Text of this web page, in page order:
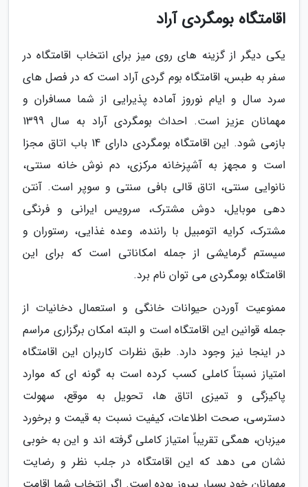
اقامتگاه بومگردی آراد
یکی دیگر از گزینه های روی میز برای انتخاب اقامتگاه در
سفر به طبس، اقامتگاه بوم گردی آراد است که در فصل های
سرد سال و ایام نوروز آماده پذیرایی از شما مسافران و
مهمانان عزیز است. احداث بومگردی آراد به سال 1399
بازمی شود. این اقامتگاه بومگردی دارای 14 باب اتاق مجزا
است و مجهز به آشپزخانه مرکزی، دم نوش خانه سنتی،
نانوایی سنتی، اتاق قالی بافی سنتی و سوپر است. آنتن
دهی موبایل، دوش مشترک، سرویس ایرانی و فرنگی
مشترک، کرایه اتومبیل با راننده، وعده غذایی، رستوران و
سیستم گرمایشی از جمله امکاناتی است که برای این
اقامتگاه بومگردی می توان نام برد.
ممنوعیت آوردن حیوانات خانگی و استعمال دخانیات از
جمله قوانین این اقامتگاه است و البته امکان برگزاری مراسم
در اینجا نیز وجود دارد. طبق نظرات کاربران این اقامتگاه
امتیاز نسبتاً کاملی کسب کرده است به گونه ای که موارد
پاکیزگی و تمیزی اتاق ها، تحویل به موقع، سهولت
دسترسی، صحت اطلاعات، کیفیت نسبت به قیمت و برخورد
میزبان، همگی تقریباً امتیاز کاملی گرفته اند و این به خوبی
نشان می دهد که این اقامتگاه در جلب نظر و رضایت